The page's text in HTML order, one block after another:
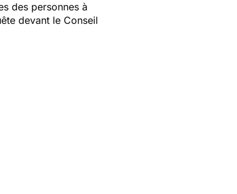
des personnes à
devant le Conseil